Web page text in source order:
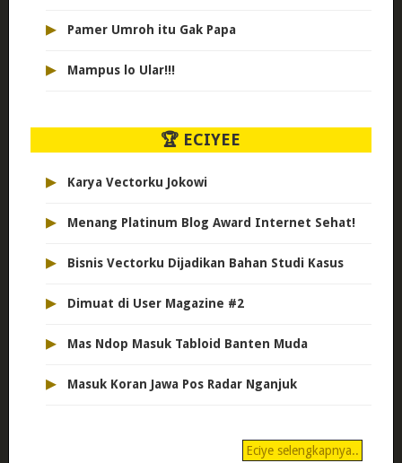
▸ Pamer Umroh itu Gak Papa
▸ Mampus lo Ular!!!
🏆 ECIYEE
▸ Karya Vectorku Jokowi
▸ Menang Platinum Blog Award Internet Sehat!
▸ Bisnis Vectorku Dijadikan Bahan Studi Kasus
▸ Dimuat di User Magazine #2
▸ Mas Ndop Masuk Tabloid Banten Muda
▸ Masuk Koran Jawa Pos Radar Nganjuk
Eciye selengkapnya..